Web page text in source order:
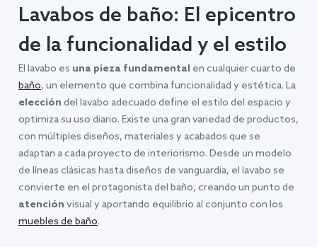
Lavabos de baño: El epicentro
de la funcionalidad y el estilo
El lavabo es una pieza fundamental en cualquier cuarto de
baño, un elemento que combina funcionalidad y estética. La
elección del lavabo adecuado define el estilo del espacio y
optimiza su uso diario. Existe una gran variedad de productos,
con múltiples diseños, materiales y acabados que se
adaptan a cada proyecto de interiorismo. Desde un modelo
de líneas clásicas hasta diseños de vanguardia, el lavabo se
convierte en el protagonista del baño, creando un punto de
atención visual y aportando equilibrio al conjunto con los
muebles de baño.